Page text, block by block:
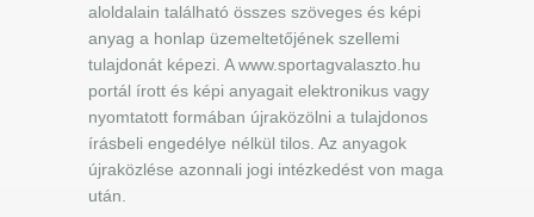
aloldalain található összes szöveges és képi
anyag a honlap üzemeltetőjének szellemi
tulajdonát képezi. A www.sportagvalaszto.hu
portál írott és képi anyagait elektronikus vagy
nyomtatott formában újraközölni a tulajdonos
írásbeli engedélye nélkül tilos. Az anyagok
újraközlése azonnali jogi intézkedést von maga
után.